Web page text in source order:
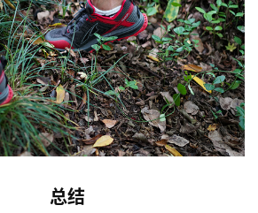
总结